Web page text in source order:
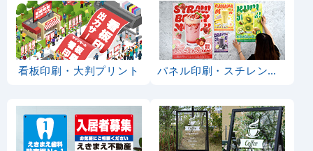
看板印刷・大判プリント パネル印刷・スチレンボード